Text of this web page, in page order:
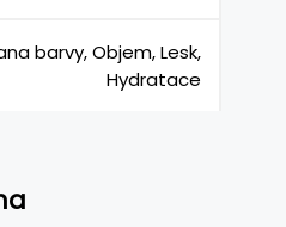
barvy, Objem, Lesk,
Hydratace